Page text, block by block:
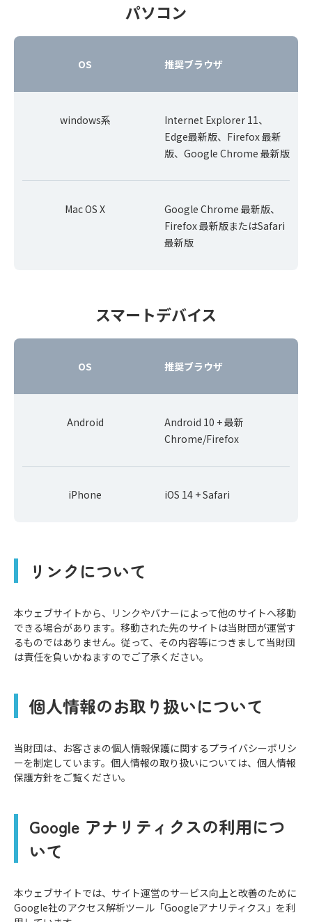
パソコン
OS 推奨ブラウザ
windows系
Internet Explorer 11、
Edge最新版、Firefox 最新
版、Google Chrome 最新版
Mac OS X
Google Chrome 最新版、
Firefox 最新版またはSafari
最新版
スマートデバイス
OS 推奨ブラウザ
Android
Android 10 + 最新
Chrome/Firefox
iPhone iOS 14 + Safari
リンクについて
本ウェブサイトから、リンクやバナーによって他のサイトへ移動
できる場合があります。移動された先のサイトは当財団が運営す
るものではありません。従って、その内容等につきまして当財団
は責任を負いかねますのでご了承ください。
個⼈情報のお取り扱いについて
当財団は、お客さまの個⼈情報保護に関するプライバシーポリシ
ーを制定しています。個⼈情報の取り扱いについては、 個⼈情報
保護⽅針をご覧ください。
Google アナリティクスの利⽤につ
いて
本ウェブサイトでは、サイト運営のサービス向上と改善のために
Google社のアクセス解析ツール「Googleアナリティクス」を利